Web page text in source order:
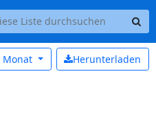
Herunterladen
Monat